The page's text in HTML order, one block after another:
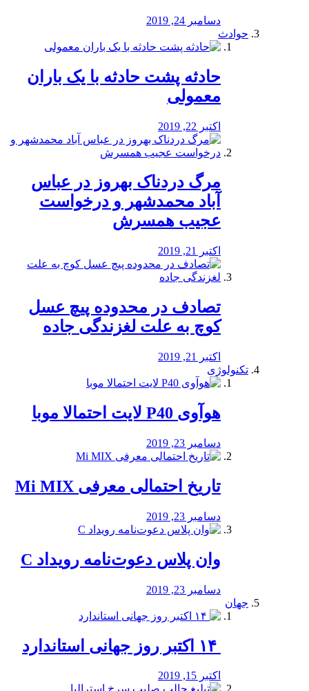
دسامبر 24, 2019
حوادث
️حادثه پشت حادثه با یک باران
معمولی
اکتبر 22, 2019
مرگ دردناک بهروز در عباس
آباد محمدشهر و درخواست
عجیب همسرش
اکتبر 21, 2019
تصادف در محدوده پیچ عسل
کوچ به علت لغزندگی جاده
اکتبر 21, 2019
تکنولوژی
هوآوی P40 لایت احتمالا موبا
دسامبر 23, 2019
تاریخ احتمالی معرفی Mi MIX
دسامبر 23, 2019
وان پلاس دعوت‌نامه رویداد C
دسامبر 23, 2019
جهان
اکتبر 15, 2019